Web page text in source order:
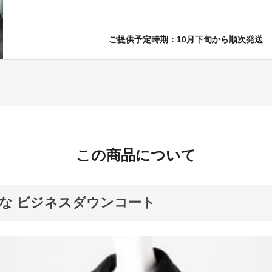
ご提供予定時期：10月下旬から順次発送
この商品について
ビジネスダウンコート